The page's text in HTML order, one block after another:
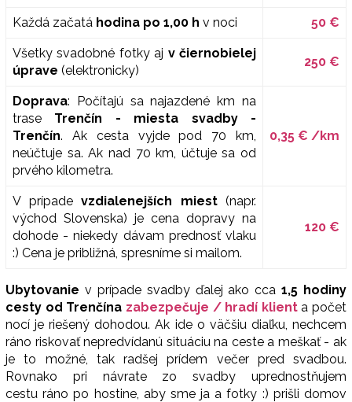
Každá začatá hodina po 1,00 h v noci 50 €
Všetky svadobné fotky aj v čiernobielej
úprave (elektronicky)
250 €
Doprava: Počítajú sa najazdené km na
trase Trenčín - miesta svadby -
Trenčín. Ak cesta vyjde pod 70 km,
neúčtuje sa. Ak nad 70 km, účtuje sa od
prvého kilometra.
0,35 € /km
V prípade vzdialenejších miest(napr.
východ Slovenska) je cena dopravy na
dohode - niekedy dávam prednosť vlaku
:) Cena je približná, spresníme si mailom.
120 €
Ubytovanie v prípade svadby ďalej ako cca1,5 hodiny
cesty od Trenčína zabezpečuje / hradí klient a počet
nocí je riešený dohodou. Ak ide o väčšiu diaľku, nechcem
ráno riskovať nepredvídanú situáciu na ceste a meškať - ak
je to možné, tak radšej prídem večer pred svadbou.
Rovnako pri návrate zo svadby uprednostňujem
cestu ráno po hostine, aby sme ja a fotky :) prišli domov